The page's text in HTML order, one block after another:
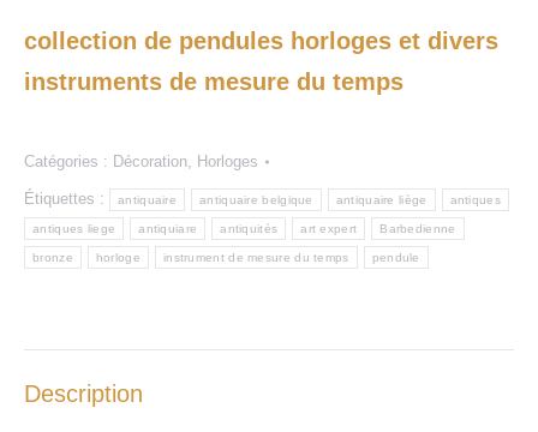
collection de pendules horloges et divers
instruments de mesure du temps
Catégories : Décoration, Horloges
Étiquettes : antiquaire antiquaire belgique antiquaire liège antiques
antiques liege antiquiare antiquités art expert Barbedienne
bronze horloge instrument de mesure du temps pendule
Description